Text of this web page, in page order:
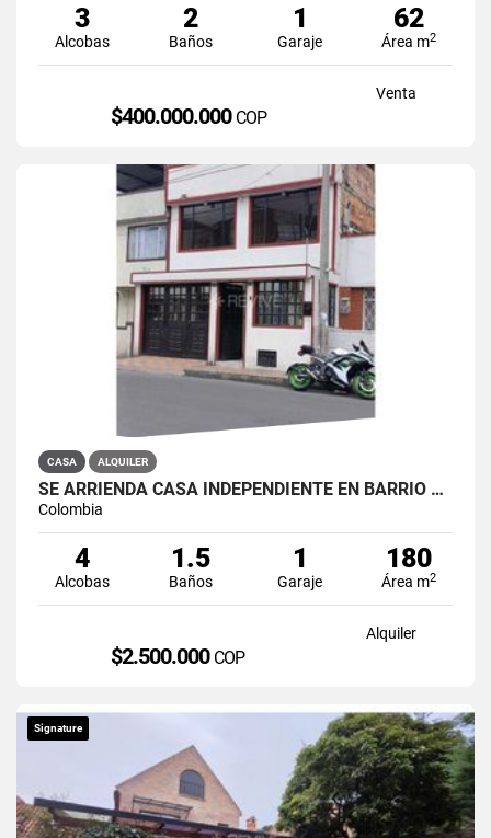
3
Alcobas
2
Baños
1
Garaje
62
Área m2
Venta
$400.000.000 COP
CASA ALQUILER
SE ARRIENDA CASA INDEPENDIENTE EN BARRIO QUIROGA SUR
Colombia
4
Alcobas
1.5
Baños
1
Garaje
180
Área m2
Alquiler
$2.500.000 COP
Signature